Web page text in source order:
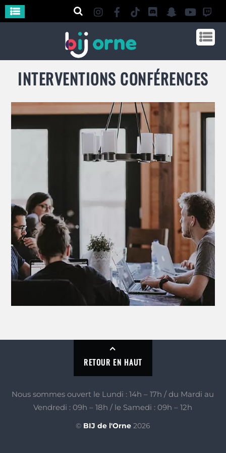
INTERVENTIONS CONFÉRENCES
RETOUR EN HAUT
Nous sommes ouvert le Lundi : 14h – 17h / du Mardi au
Vendredi : 09h – 18h / le Samedi : 09h – 12h
© BIJ de l'Orne 2026